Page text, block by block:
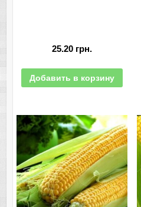
25.20 грн.
Добавить в корзину